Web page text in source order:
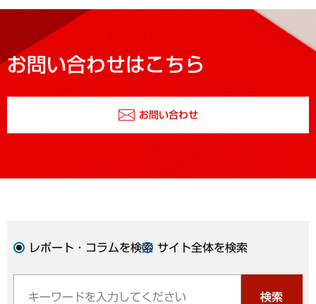
お問い合わせはこちら
お問い合わせ
レポート・コラムを検索 サイト全体を検索
検索